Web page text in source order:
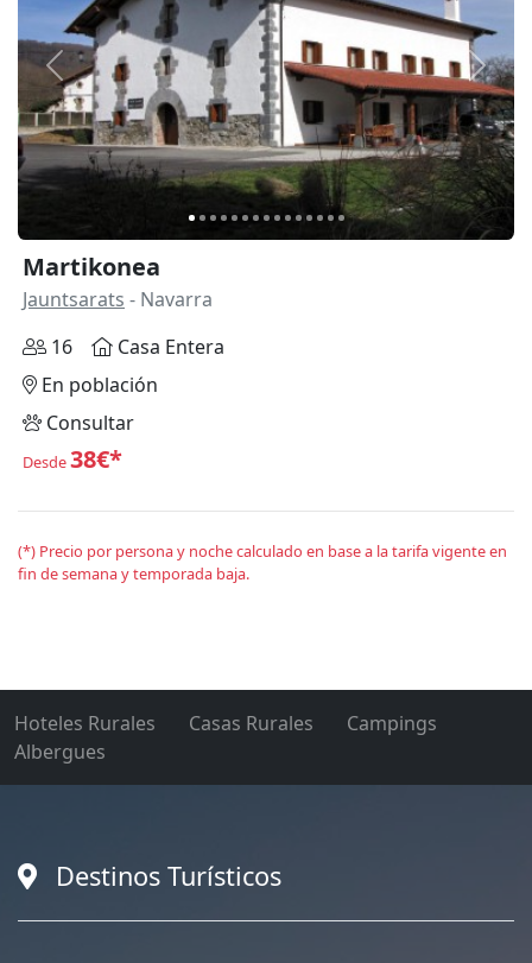
Anterior
Martikonea
Jauntsarats - Navarra
16
Casa Entera
En población
Consultar
Desde38€*
(*) Precio por persona y noche calculado en base a la tarifa vigente en
fin de semana y temporada baja.
Hoteles Rurales Casas Rurales
Campings
Albergues
Destinos Turísticos